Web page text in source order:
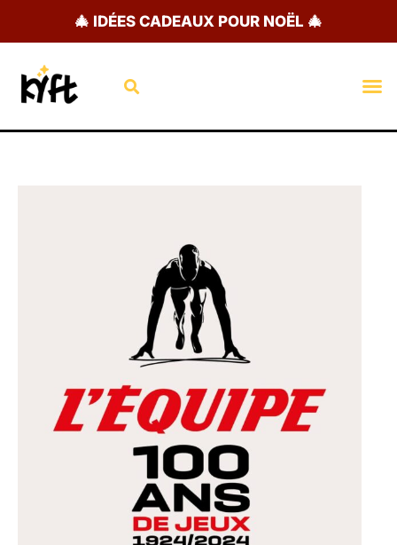
🎄 IDÉES CADEAUX POUR NOËL 🎄
Rechercher